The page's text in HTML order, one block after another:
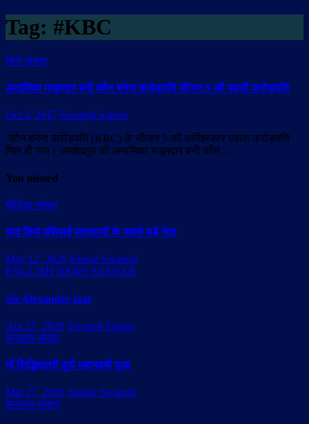
Tag: #KBC
सिने संसार
अनामिका मजूमदार बनी कौन बनेगा करोड़पति सीजन 9 की पहली करोड़पति
Oct 2, 2017 Swapnil Sansar
कौन बनेगा करोड़पति (KBC) के सीजन 9 को आखिरकार पहला करोड़पति
मिल ही गया। जमशेदपुर की अनामिका मजूमदार बनी कौन…
You missed
मीडिया संसार
याद किये एशियाई पत्रकारों के सबसे बड़े नेता
May 12, 2026 Sansar Swapnil
ENGLISH NEWS SANSAR
Sir Alexander Izat
Apr 27, 2026 Swapnil Sansar
सनातन संसार
माँ सिद्धिदात्री दुर्गा महानवमी पूजा
Mar 27, 2026 Sansar Swapnil
सनातन संसार